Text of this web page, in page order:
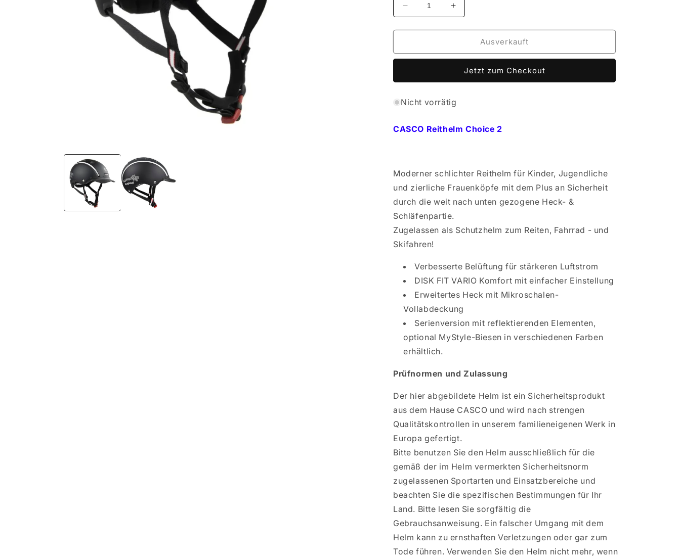
Verringere
die
Menge
CASCO
2
Erhöhe
die
Menge
CASCO
Choice
2
Ausverkauft
Jetzt zum Checkout
Nicht vorrätig
CASCO Reithelm Choice 2
Moderner schlichter Reithelm für Kinder, Jugendliche
und zierliche Frauenköpfe mit dem Plus an Sicherheit
durch die weit nach unten gezogene Heck- &
Schläfenpartie.
Zugelassen als Schutzhelm zum Reiten, Fahrrad - und
Skifahren!
Verbesserte Belüftung für stärkeren Luftstrom
DISK FIT VARIO Komfort mit einfacher Einstellung
Erweitertes Heck mit Mikroschalen-
Vollabdeckung
Serienversion mit reflektierenden Elementen,
optional MyStyle-Biesen in verschiedenen Farben
erhältlich.
Prüfnormen und Zulassung
Der hier abgebildete Helm ist ein Sicherheitsprodukt
aus dem Hause CASCO und wird nach strengen
Qualitätskontrollen in unserem familieneigenen Werk in
Europa gefertigt.
Bitte benutzen Sie den Helm ausschließlich für die
gemäß der im Helm vermerkten Sicherheitsnorm
zugelassenen Sportarten und Einsatzbereiche und
beachten Sie die spezifischen Bestimmungen für Ihr
Land. Bitte lesen Sie sorgfältig die
Gebrauchsanweisung. Ein falscher Umgang mit dem
Helm kann zu ernsthaften Verletzungen oder gar zum
Tode führen. Verwenden Sie den Helm nicht mehr, wenn